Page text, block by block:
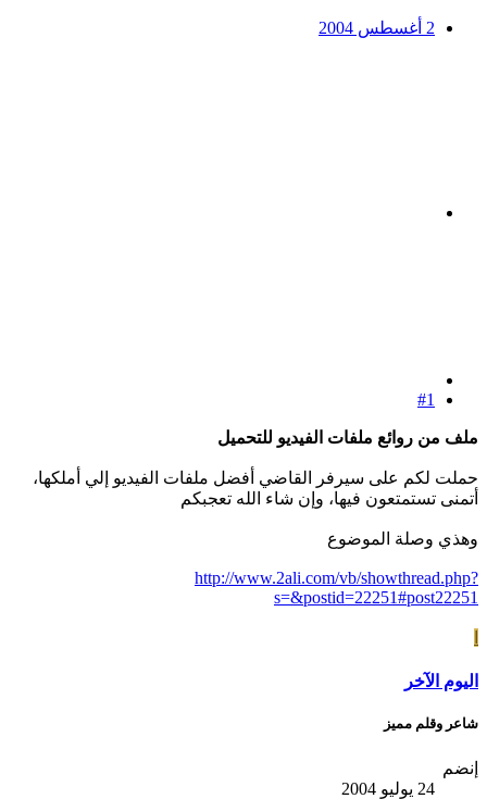
2 أغسطس 2004
#1
ملف من روائع ملفات الفيديو للتحميل
حملت لكم على سيرفر القاضي أفضل ملفات الفيديو إلي أملكها،
أتمنى تستمتعون فيها، وإن شاء الله تعجبكم
وهذي وصلة الموضوع
http://www.2ali.com/vb/showthread.php?
s=&postid=22251#post22251
اليوم الآخر
شاعر وقلم مميز
إنضم
24 يوليو 2004